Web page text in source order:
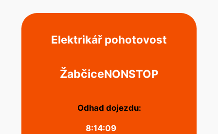
Elektrikář pohotovost
ŽabčiceNONSTOP
Odhad dojezdu:
8:14:09